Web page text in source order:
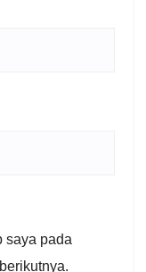
saya pada